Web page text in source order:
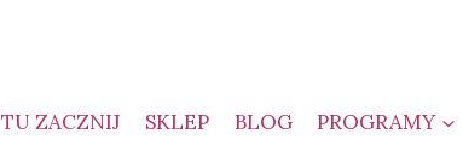
TU ZACZNIJ
SKLEP BLOG PROGRAMY